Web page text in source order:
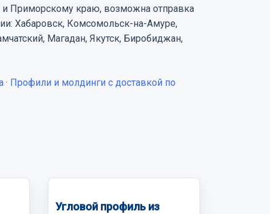
и Приморскому краю, возможна отправка
Хабаровск, Комсомольск-на-Амуре,
Магадан, Якутск, Биробиджан,
· Профили и молдинги с доставкой по
Угловой профиль из